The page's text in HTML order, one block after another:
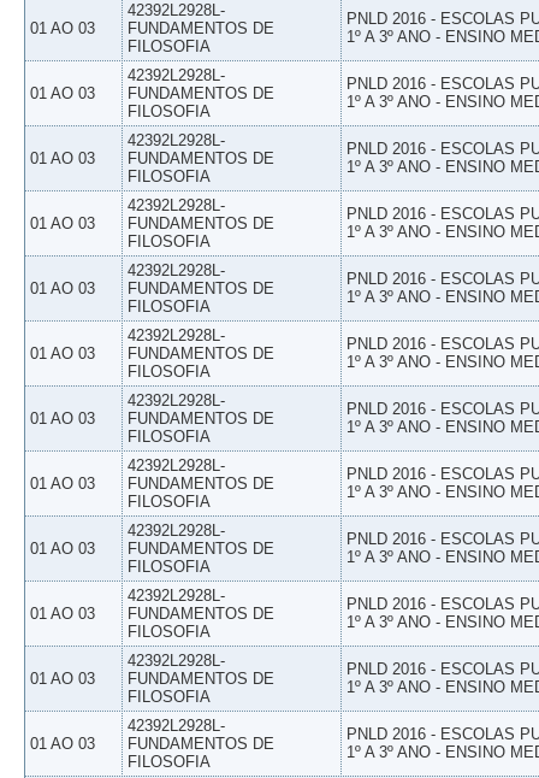
01 AO 03
42392L2928L-
FUNDAMENTOS DE
FILOSOFIA
PNLD 2016 - ESCOLAS
1º A 3º ANO - ENSINO
01 AO 03
42392L2928L-
FUNDAMENTOS DE
FILOSOFIA
PNLD 2016 - ESCOLAS
1º A 3º ANO - ENSINO
01 AO 03
42392L2928L-
FUNDAMENTOS DE
FILOSOFIA
PNLD 2016 - ESCOLAS
1º A 3º ANO - ENSINO
01 AO 03
42392L2928L-
FUNDAMENTOS DE
FILOSOFIA
PNLD 2016 - ESCOLAS
1º A 3º ANO - ENSINO
01 AO 03
42392L2928L-
FUNDAMENTOS DE
FILOSOFIA
PNLD 2016 - ESCOLAS
1º A 3º ANO - ENSINO
01 AO 03
42392L2928L-
FUNDAMENTOS DE
FILOSOFIA
PNLD 2016 - ESCOLAS
1º A 3º ANO - ENSINO
01 AO 03
42392L2928L-
FUNDAMENTOS DE
FILOSOFIA
PNLD 2016 - ESCOLAS
1º A 3º ANO - ENSINO
01 AO 03
42392L2928L-
FUNDAMENTOS DE
FILOSOFIA
PNLD 2016 - ESCOLAS
1º A 3º ANO - ENSINO
01 AO 03
42392L2928L-
FUNDAMENTOS DE
FILOSOFIA
PNLD 2016 - ESCOLAS
1º A 3º ANO - ENSINO
01 AO 03
42392L2928L-
FUNDAMENTOS DE
FILOSOFIA
PNLD 2016 - ESCOLAS
1º A 3º ANO - ENSINO
01 AO 03
42392L2928L-
FUNDAMENTOS DE
FILOSOFIA
PNLD 2016 - ESCOLAS
1º A 3º ANO - ENSINO
01 AO 03
42392L2928L-
FUNDAMENTOS DE
FILOSOFIA
PNLD 2016 - ESCOLAS
1º A 3º ANO - ENSINO